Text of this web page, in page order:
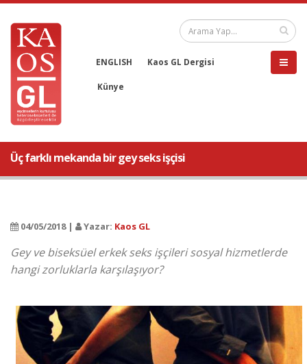
ENGLISH Kaos GL Dergisi
Künye
Üç farklı mekanda bir gey seks işçisi
04/05/2018 | Yazar: Kaos GL
Gey ve biseksüel erkek seks işçileri sosyal hizmetlerde
hangi zorluklarla karşılaşıyor?